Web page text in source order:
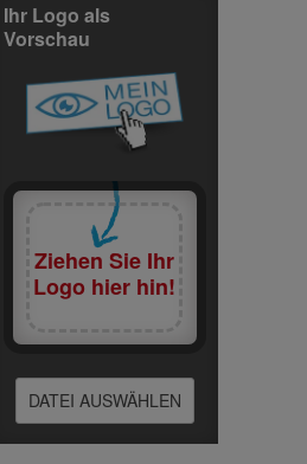
Ihr Logo als
Vorschau
Ziehen Sie Ihr
Logo hier hin!
DATEI AUSWÄHLEN